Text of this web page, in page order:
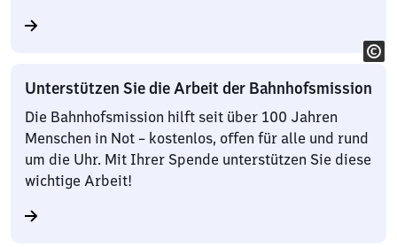
Unterstützen Sie die Arbeit der Bahnhofsmission
Die Bahnhofsmission hilft seit über 100 Jahren
Menschen in Not – kostenlos, offen für alle und rund
um die Uhr. Mit Ihrer Spende unterstützen Sie diese
wichtige Arbeit!